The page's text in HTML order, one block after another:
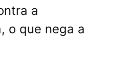
a
o que nega a